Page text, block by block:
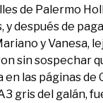
de Palermo
y después de
y Vanesa,
sin sospechar
las páginas de
gris del galán,